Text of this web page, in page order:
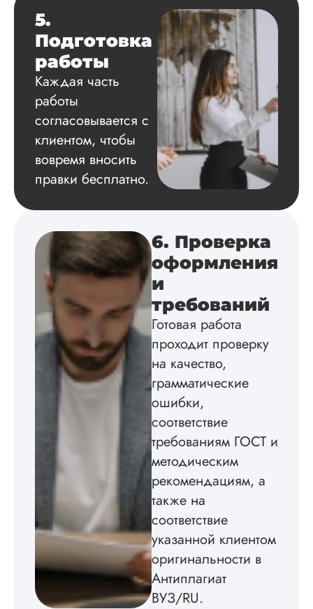
литературные
источники.
Уникальность
читается
на одном дыхании.
Евгений
Иванович
Вид работы:
Диссертация
Дата:2024-03-25
Кандидатская по
истории была
в соответствии с
создал структуру
теме
без воды,
некоторые
изображения
пришлось
мне. Услугой
редактирования
не
Читать полный
5.
Подготовка
работы
Каждая часть
работы
согласовывается с
клиентом, чтобы
вовремя вносить
правки бесплатно.
6. Проверка
оформления
и
требований
Готовая работа
проходит проверку
на качество,
грамматические
ошибки,
соответствие
требованиям ГОСТ и
методическим
рекомендациям, а
также на
соответствие
указанной клиентом
оригинальности в
Антиплагиат
ВУЗ/RU.